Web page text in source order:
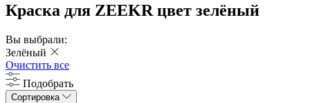
Краска для ZEEKR цвет зелёный
Вы выбрали:
Зелёный
Очистить все
Подобрать
Сортировка